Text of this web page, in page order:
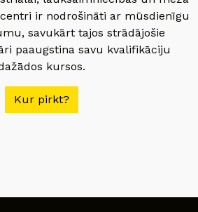
ir nodrošināti ar mūsdienīgu
savukārt tajos strādājošie
paaugstina savu kvalifikāciju
kursos.
Kur pirkt?